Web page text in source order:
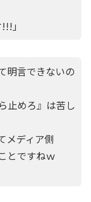
」
明言できないの
止めろ』は苦し
メディア側
とですねｗ